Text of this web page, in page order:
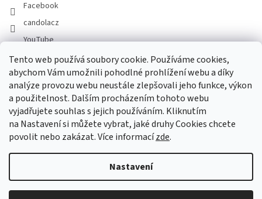
Tento web používá soubory cookie. Používáme cookies,
abychom Vám umožnili pohodlné prohlížení webu a díky
analýze provozu webu neustále zlepšovali jeho funkce, výkon
a použitelnost. Dalším procházením tohoto webu
vyjadřujete souhlas s jejich používáním. Kliknutím
na Nastavení si můžete vybrat, jaké druhy Cookies chcete
povolit nebo zakázat. Více informacízde.
Nastavení
Facebook
candolacz
YouTube
Přijímáme online platby
Copyright 2026GASTRO HOLDING CANDOLA, s. r. o.. Všechna